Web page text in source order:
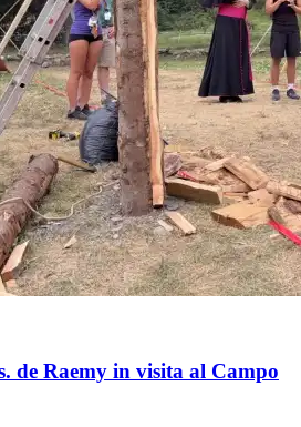
de Raemy in visita al Campo